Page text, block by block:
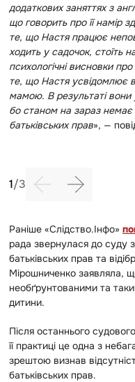
додаткових заняттях з
що говорить про її намір
те, що Настя працює
ходить у садочок, стоїть
психологічні висновки
те, що Настя усвідомлює
мамою. В результаті вони
бо станом на зараз немає
батьківських прав», —
1/3
Раніше «Слідство.Інфо»
рада звернулася до суду
батьківських прав та
Мірошниченко заявляла,
необґрунтованими та
дитини.
Після останнього
її практиці це одна з
зрештою визнав
батьківських прав.